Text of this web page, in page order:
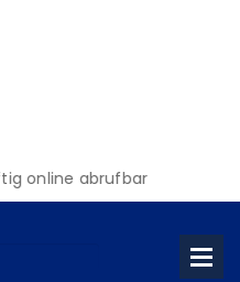
online abrufbar